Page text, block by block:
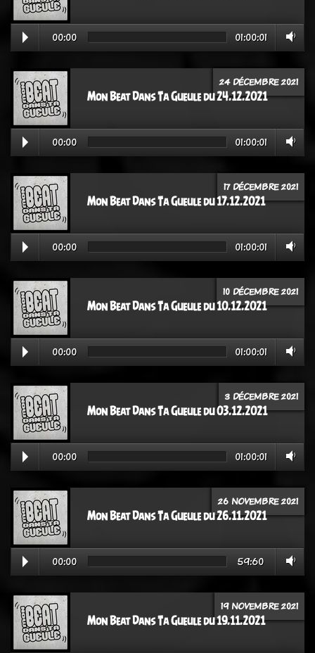
00:00 01:00:01
24 DÉCEMBRE 2021
Mon Beat Dans Ta Gueule du 24.12.2021
00:00 01:00:01
17 DÉCEMBRE 2021
Mon Beat Dans Ta Gueule du 17.12.2021
00:00 01:00:01
10 DÉCEMBRE 2021
Mon Beat Dans Ta Gueule du 10.12.2021
00:00 01:00:01
3 DÉCEMBRE 2021
Mon Beat Dans Ta Gueule du 03.12.2021
00:00 01:00:01
26 NOVEMBRE 2021
Mon Beat Dans Ta Gueule du 26.11.2021
00:00 59:60
19 NOVEMBRE 2021
Mon Beat Dans Ta Gueule du 19.11.2021